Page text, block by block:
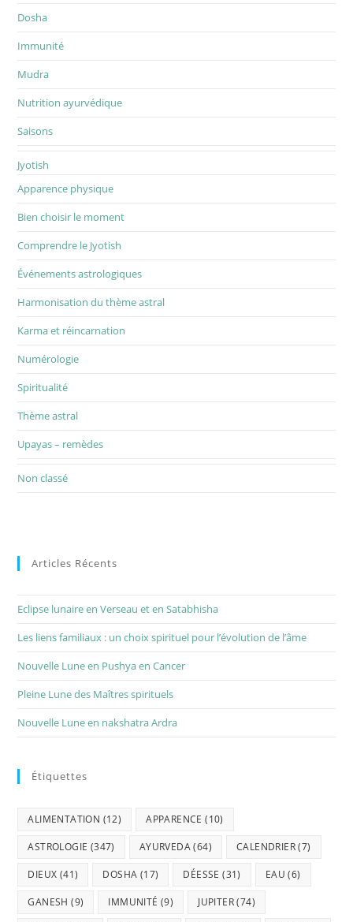
Dosha
Immunité
Mudra
Nutrition ayurvédique
Saisons
Jyotish
Apparence physique
Bien choisir le moment
Comprendre le Jyotish
Événements astrologiques
Harmonisation du thème astral
Karma et réincarnation
Numérologie
Spiritualité
Thème astral
Upayas – remèdes
Non classé
Articles Récents
Eclipse lunaire en Verseau et en Satabhisha
Les liens familiaux : un choix spirituel pour l’évolution de l’âme
Nouvelle Lune en Pushya en Cancer
Pleine Lune des Maîtres spirituels
Nouvelle Lune en nakshatra Ardra
Étiquettes
ALIMENTATION (12) APPARENCE (10)
ASTROLOGIE (347) AYURVEDA(64) CALENDRIER(7)
DIEUX (41) DOSHA (17) DÉESSE (31) EAU (6)
GANESH (9) IMMUNITÉ (9) JUPITER(74)